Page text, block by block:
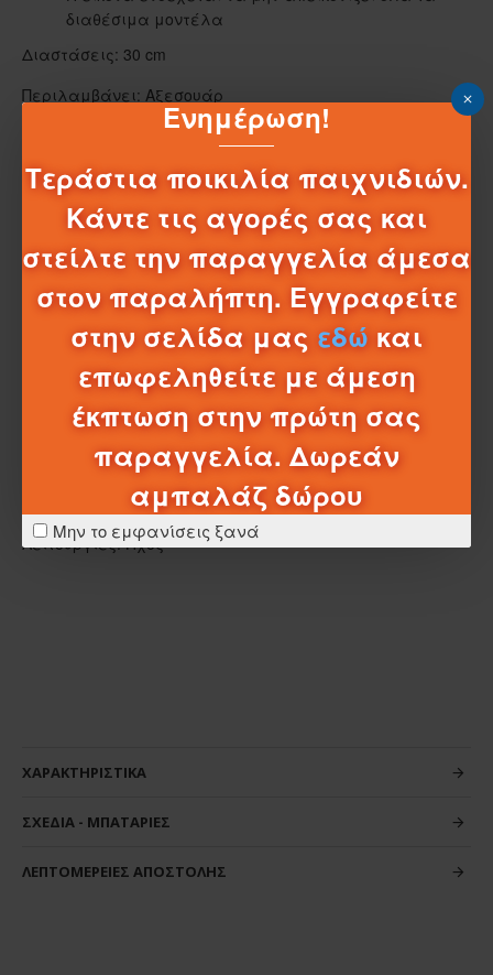
Ενημέρωση!
Τεράστια ποικιλία παιχνιδιών.
Κάντε τις αγορές σας και
στείλτε την παραγγελία άμεσα
στον παραλήπτη. Εγγραφείτε
στην σελίδα μας εδώ και
επωφεληθείτε με άμεση
έκπτωση στην πρώτη σας
παραγγελία. Δωρεάν
αμπαλάζ δώρου
Μην το εμφανίσεις ξανά
διαθέσιμα μοντέλα
Διαστάσεις: 30 cm
Περιλαμβάνει: Αξεσουάρ
Υλικό: Πλαστικό
Εγχειρίδιο οδηγιών: Πολυγλωσσικό
Γλώσσα συσκευασίας: Ισπανικά
Τύπος μπαταρίας: AAA
Συμπεριλαμβάνονται μπαταρίες: Ναι
Λειτουργεί με μπαταρίες: Ναι
Απαιτεί συναρμολόγηση: Όχι
Προτεινόμενη ηλικία: +18 μήνες
Γλώσσα: Ισπανικά
Λειτουργίες: Ήχος
ΧΑΡΑΚΤΗΡΙΣΤΙΚΆ
ΣΧΈΔΙΑ - ΜΠΑΤΑΡΊΕΣ
ΛΕΠΤΟΜΈΡΕΙΕΣ ΑΠΟΣΤΟΛΉΣ